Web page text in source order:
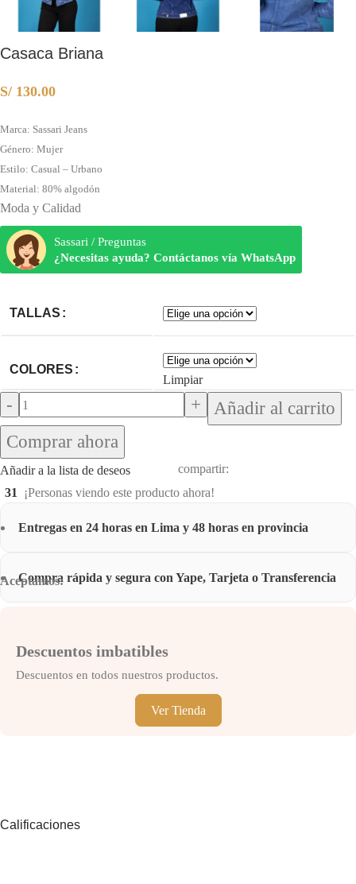
Casaca Briana
S/ 130.00
Marca: Sassari Jeans
Género: Mujer
Estilo: Casual – Urbano
Material: 80% algodón
Moda y Calidad
Sassari / Preguntas
¿Necesitas ayuda? Contáctanos vía WhatsApp
TALLAS
COLORES
Limpiar
Añadir al carrito
Comprar ahora
Añadir a la lista de deseos
compartir:
31
¡Personas viendo este producto ahora!
Entregas en 24 horas en Lima y 48 horas en provincia
Compra rápida y segura con Yape, Tarjeta o Transferencia
Aceptamos:
Descuentos imbatibles
Descuentos en todos nuestros productos.
Ver Tienda
Calificaciones